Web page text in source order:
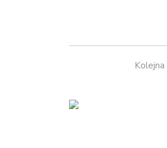
Kolejna